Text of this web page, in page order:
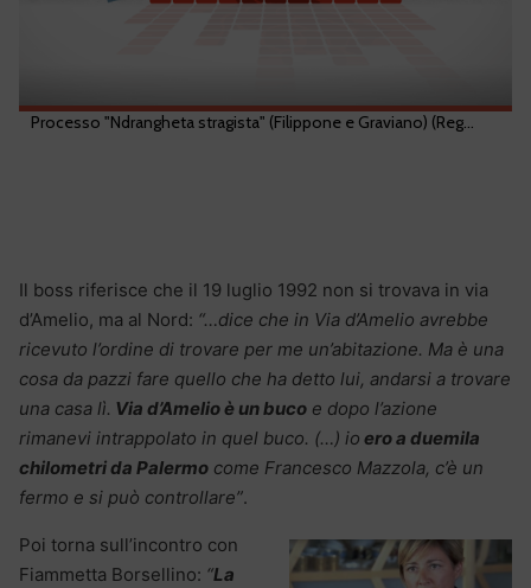
Il boss riferisce che il 19 luglio 1992 non si trovava in via
d’Amelio, ma al Nord: “…dice che in Via d’Amelio avrebbe
ricevuto l’ordine di trovare per me un’abitazione. Ma è una
cosa da pazzi fare quello che ha detto lui, andarsi a trovare
una casa lì. Via d’Amelio è un buco e dopo l’azione
rimanevi intrappolato in quel buco. (…) io ero a duemila
chilometri da Palermo come Francesco Mazzola, c’è un
fermo e si può controllare”.
Poi torna sull’incontro con
Fiammetta Borsellino: “La